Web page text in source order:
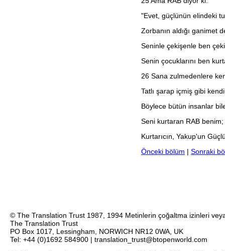
"Evet, güçlünün elindeki
Zorbanın aldığı ganimet
Seninle çekişenle ben
Senin çocuklarını ben
26 Sana zulmedenlere
Tatlı şarap içmiş gibi
Böylece bütün insanlar
Seni kurtaran RAB benim;
Kurtarıcın, Yakup'un
Önceki bölüm | Sonraki
© The Translation Trust 1987, 1994 Metinlerin çoğaltma izinleri
The Translation Trust
PO Box 1017, Lessingham, NORWICH NR12 0WA, UK
Tel: +44 (0)1692 584900 | translation_trust@btopenworld.com